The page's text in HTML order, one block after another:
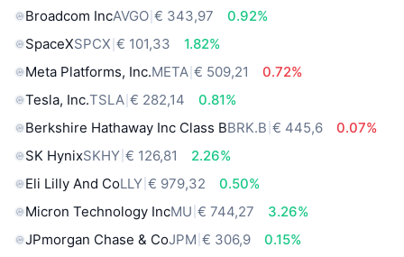
Broadcom IncAVGO € 343,97
0.92%
SpaceXSPCX € 101,33
1.82%
Meta Platforms, Inc.META € 509,21
0.72%
Tesla, Inc.TSLA € 282,14
0.81%
Berkshire Hathaway Inc Class BBRK.B € 445,6
0.07%
SK HynixSKHY € 126,81
2.26%
Eli Lilly And CoLLY € 979,32
0.50%
Micron Technology IncMU € 744,27
3.26%
JPmorgan Chase & CoJPM € 306,9
0.15%